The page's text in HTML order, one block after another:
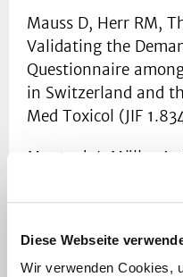
Diese Webseite
Wir verwenden Cookies,
Mauss D, Herr RM,
Validating the
Questionnaire
in Switzerland and
Med Toxicol (JIF
Maatouk I, Müller A,
Nikendei C, Herbst
Gündel H.
interventions on the